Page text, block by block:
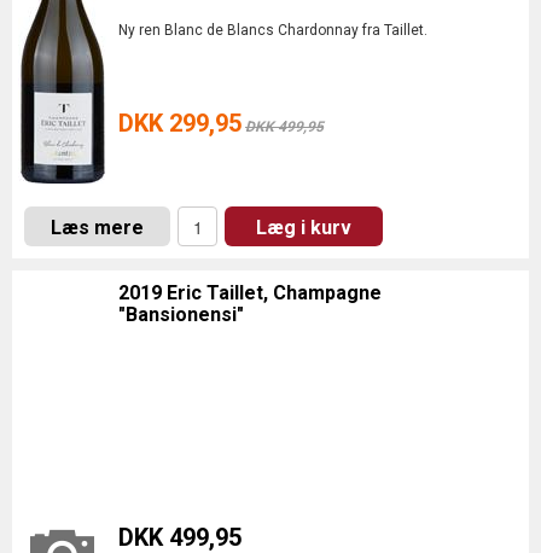
Ny ren Blanc de Blancs Chardonnay fra Taillet.
DKK 299,95 DKK 499,95
Læs mere Læg i kurv
2019 Eric Taillet, Champagne
"Bansionensi"
DKK 499,95